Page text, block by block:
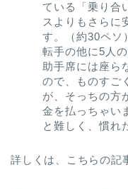
ている「乗り合
スよりもさらに
す。（約30ペソ
転手の他に5人
助手席には座ら
ので、ものすご
が、そっちの方
金を払っちゃい
と難しく、慣れ
詳しくは、こちらの記